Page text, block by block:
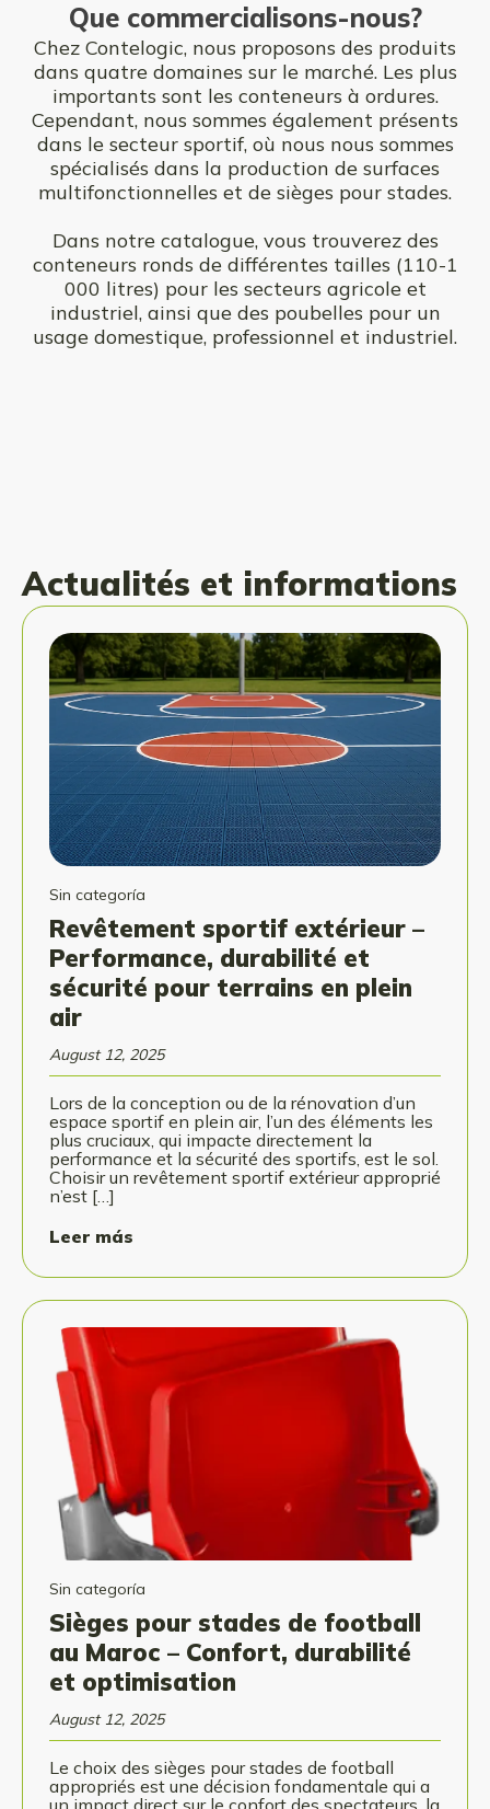
Que commercialisons-nous?
Chez Contelogic, nous proposons des produits
dans quatre domaines sur le marché. Les plus
importants sont les conteneurs à ordures.
Cependant, nous sommes également présents
dans le secteur sportif, où nous nous sommes
spécialisés dans la production de surfaces
multifonctionnelles et de sièges pour stades.
Dans notre catalogue, vous trouverez des
conteneurs ronds de différentes tailles (110-1
000 litres) pour les secteurs agricole et
industriel, ainsi que des poubelles pour un
usage domestique, professionnel et industriel.
Actualités et informations
Sin categoría
Revêtement sportif extérieur –
Performance, durabilité et
sécurité pour terrains en plein
air
August 12, 2025
Lors de la conception ou de la rénovation d’un
espace sportif en plein air, l’un des éléments les
plus cruciaux, qui impacte directement la
performance et la sécurité des sportifs, est le sol.
Choisir un revêtement sportif extérieur approprié
n’est […]
Leer más
Sin categoría
Sièges pour stades de football
au Maroc – Confort, durabilité
et optimisation
August 12, 2025
Le choix des sièges pour stades de football
appropriés est une décision fondamentale qui a